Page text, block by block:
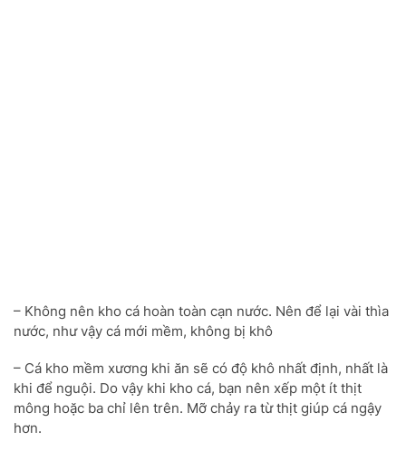
– Không nên kho cá hoàn toàn cạn nước. Nên để lại vài thìa
nước, như vậy cá mới mềm, không bị khô
– Cá kho mềm xương khi ăn sẽ có độ khô nhất định, nhất là
khi để nguội. Do vậy khi kho cá, bạn nên xếp một ít thịt
mông hoặc ba chỉ lên trên. Mỡ chảy ra từ thịt giúp cá ngậy
hơn.